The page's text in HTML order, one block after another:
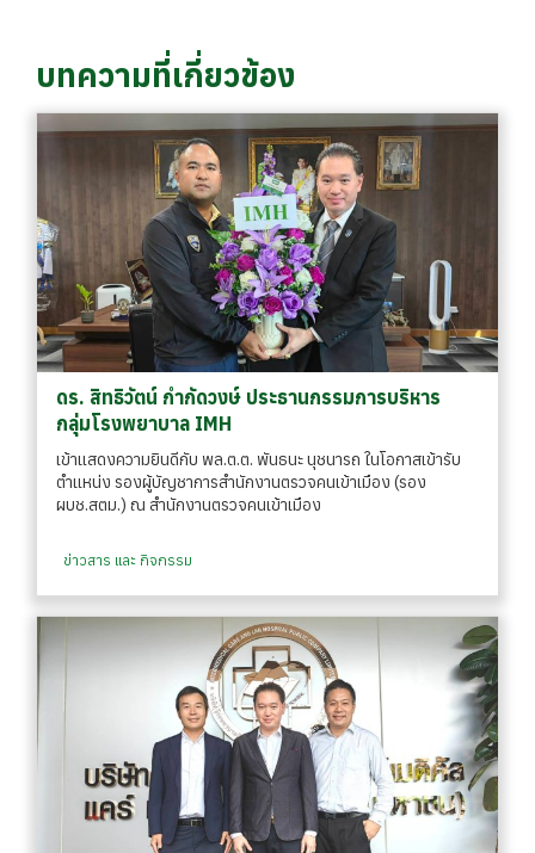
บทความที่เกี่ยวข้อง
ดร. สิทธิวัตน์ กำกัดวงษ์ ประธานกรรมการบริหาร
กลุ่มโรงพยาบาล IMH
เข้าแสดงความยินดีกับ พล.ต.ต. พันธนะ นุชนารถ ในโอกาสเข้ารับ
ตำแหน่ง รองผู้บัญชาการสำนักงานตรวจคนเข้าเมือง (รอง
ผบช.สตม.) ณ สำนักงานตรวจคนเข้าเมือง
ข่าวสาร และ กิจกรรม